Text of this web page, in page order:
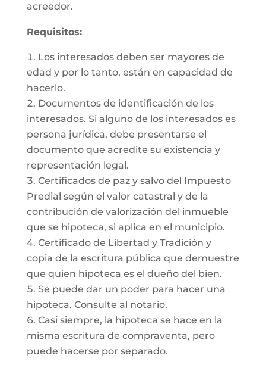
acreedor.
Requisitos:
Los interesados deben ser mayores de
edad y por lo tanto, están en capacidad de
hacerlo.
Documentos de identificación de los
interesados. Si alguno de los interesados es
persona jurídica, debe presentarse el
documento que acredite su existencia y
representación legal.
Certificados de paz y salvo del Impuesto
Predial según el valor catastral y de la
contribución de valorización del inmueble
que se hipoteca, si aplica en el municipio.
Certificado de Libertad y Tradición y
copia de la escritura pública que demuestre
que quien hipoteca es el dueño del bien.
Se puede dar un poder para hacer una
hipoteca. Consulte al notario.
Casi siempre, la hipoteca se hace en la
misma escritura de compraventa, pero
puede hacerse por separado.